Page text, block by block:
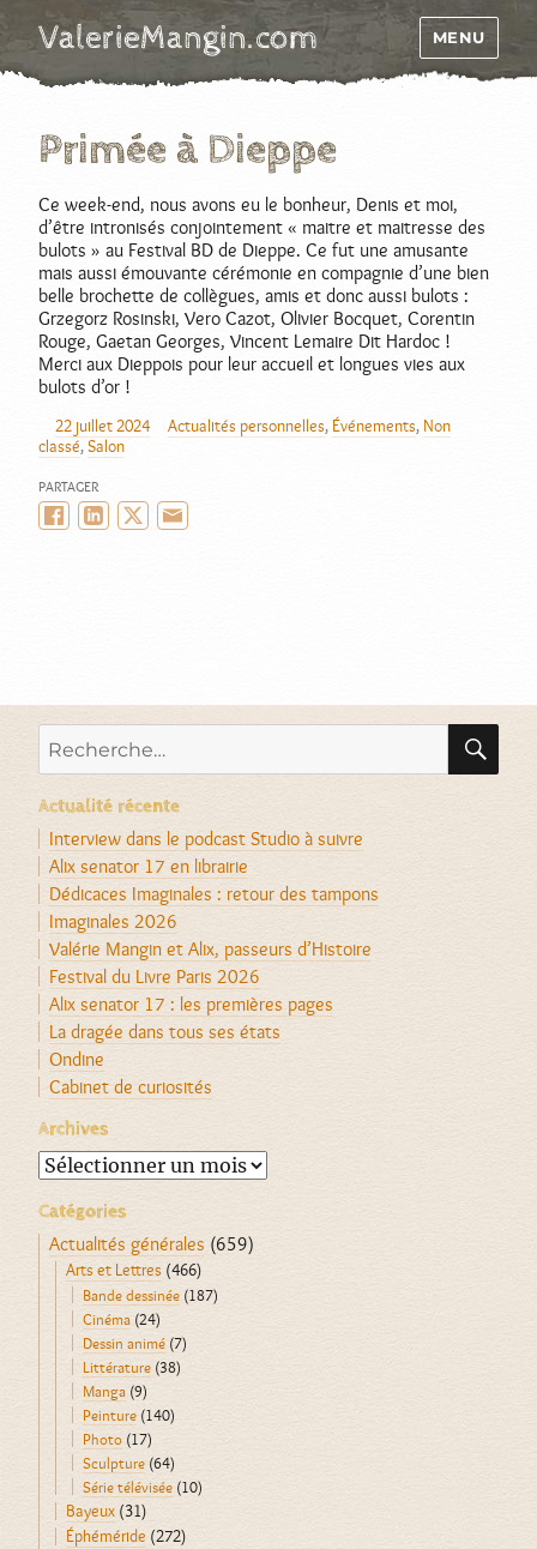
ValerieMangin.com MENU
Primée à Dieppe
Ce week-end, nous avons eu le bonheur, Denis et moi,
d’être intronisés conjointement « maitre et maitresse des
bulots » au Festival BD de Dieppe. Ce fut une amusante
mais aussi émouvante cérémonie en compagnie d’une bien
belle brochette de collègues, amis et donc aussi bulots :
Grzegorz Rosinski, Vero Cazot, Olivier Bocquet, Corentin
Rouge, Gaetan Georges, Vincent Lemaire Dit Hardoc !
Merci aux Dieppois pour leur accueil et longues vies aux
bulots d’or !
AUTEUR
PUBLIÉ
LE
22 juillet 2024 CATÉGORIES
Actualités personnelles, Événements, Non
classé,Salon
PARTAGER
FacebookLinkedInTwitter/X
pour :
Actualité récente
Interview dans le podcast Studio à suivre
Alix senator 17 en librairie
Dédicaces Imaginales : retour des tampons
Imaginales 2026
Valérie Mangin et Alix, passeurs d’Histoire
Festival du Livre Paris 2026
Alix senator 17 : les premières pages
La dragée dans tous ses états
Ondine
Cabinet de curiosités
Archives
Archives
Catégories
Actualités générales (659)
Arts et Lettres (466)
Bande dessinée (187)
Cinéma (24)
Dessin animé (7)
Littérature (38)
Manga (9)
Peinture (140)
Photo (17)
Sculpture (64)
Série télévisée (10)
Bayeux (31)
Éphéméride (272)